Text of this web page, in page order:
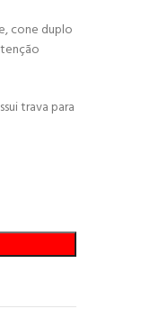
cone duplo
trava para